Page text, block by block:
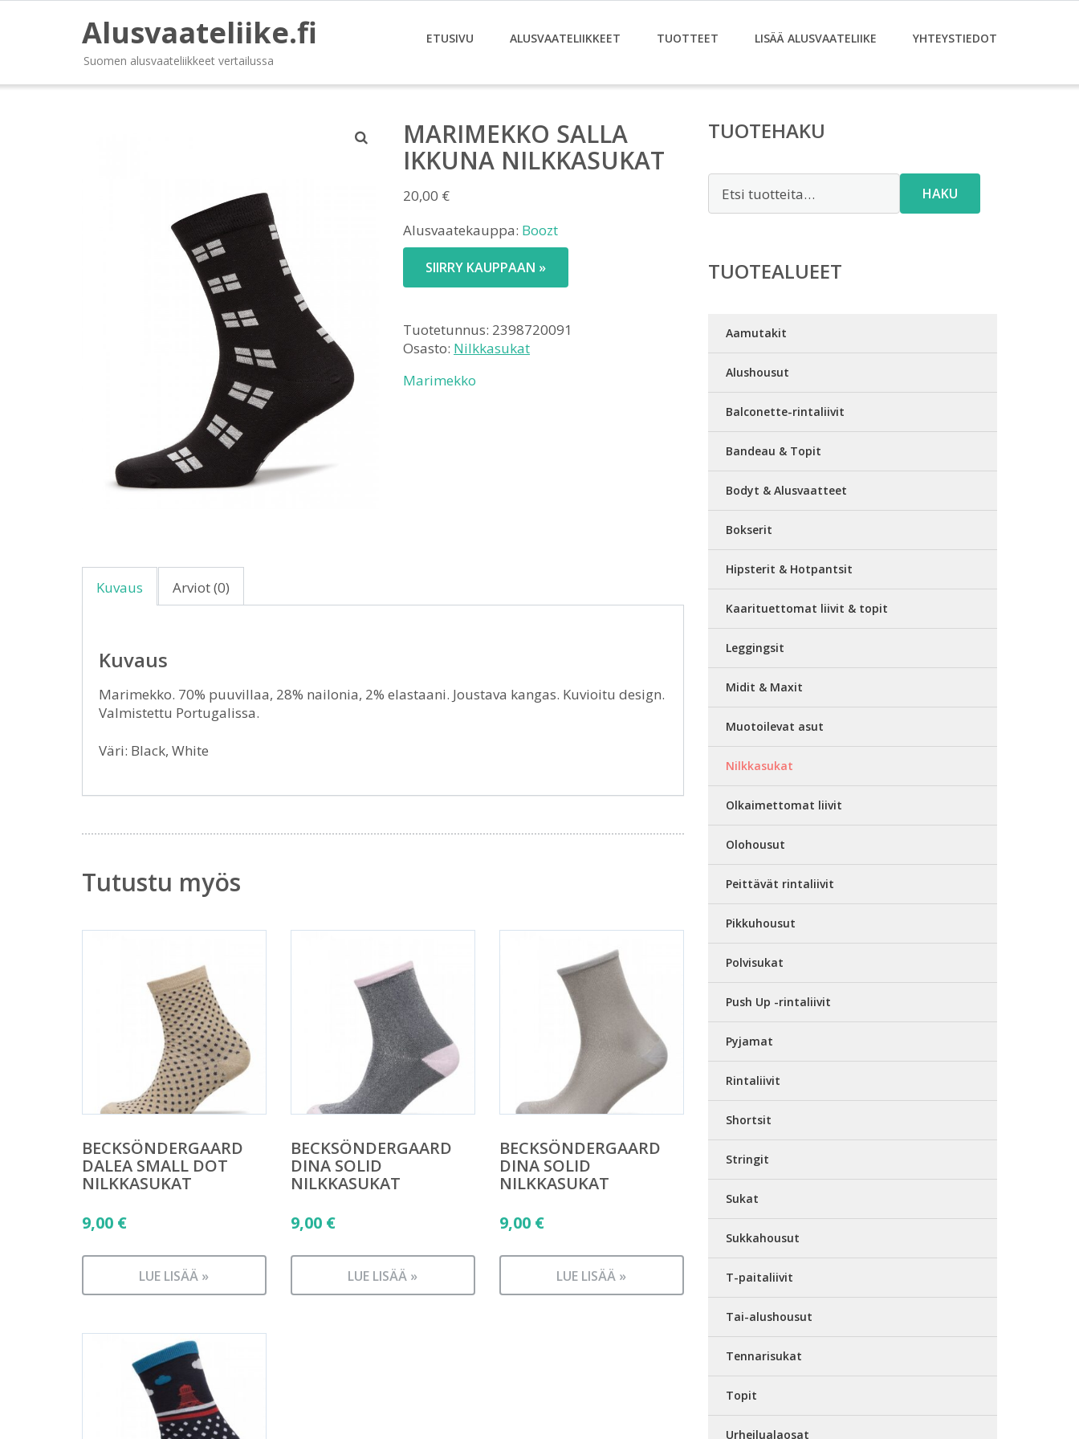
Alusvaateliike.fi
Suomen alusvaateliikkeet vertailussa
ETUSIVU ALUSVAATELIIKKEET TUOTTEET LISÄÄ ALUSVAATELIIKE YHTEYSTIEDOT
MARIMEKKO SALLA
IKKUNA NILKKASUKAT
20,00 €
Alusvaatekauppa: Boozt
SIIRRY KAUPPAAN »
Tuotetunnus: 2398720091
Osasto: Nilkkasukat
Marimekko
Kuvaus Arviot (0)
Kuvaus
Marimekko. 70% puuvillaa, 28% nailonia, 2% elastaani. Joustava kangas. Kuvioitu design.
Valmistettu Portugalissa.
Väri: Black, White
Tutustu myös
BECKSÖNDERGAARD
DALEA SMALL DOT
NILKKASUKAT
9,00 €
LUE LISÄÄ »
BECKSÖNDERGAARD
DINA SOLID
NILKKASUKAT
9,00 €
LUE LISÄÄ »
BECKSÖNDERGAARD
DINA SOLID
NILKKASUKAT
9,00 €
LUE LISÄÄ »
TUOTEHAKU
HAKU
TUOTEALUEET
Aamutakit
Alushousut
Balconette-rintaliivit
Bandeau & Topit
Bodyt & Alusvaatteet
Bokserit
Hipsterit & Hotpantsit
Kaarituettomat liivit & topit
Leggingsit
Midit & Maxit
Muotoilevat asut
Nilkkasukat
Olkaimettomat liivit
Olohousut
Peittävät rintaliivit
Pikkuhousut
Polvisukat
Push Up -rintaliivit
Pyjamat
Rintaliivit
Shortsit
Stringit
Sukat
Sukkahousut
T-paitaliivit
Tai-alushousut
Tennarisukat
Topit
Urheilualaosat